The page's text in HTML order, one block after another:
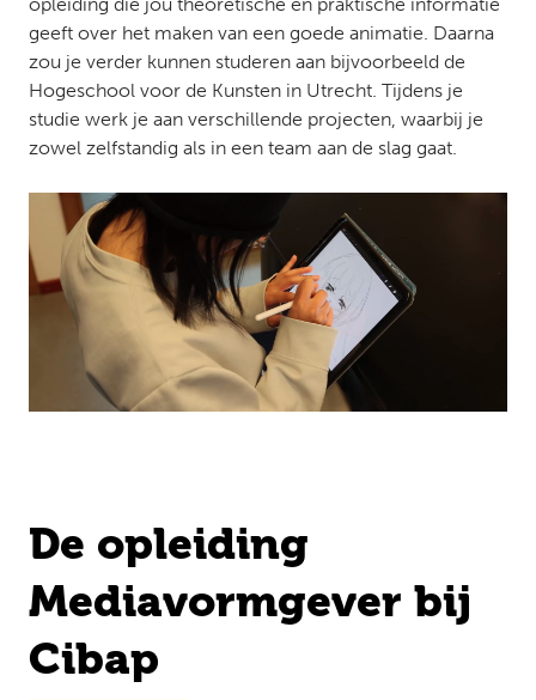
opleiding die jou theoretische en praktische informatie
geeft over het maken van een goede animatie. Daarna
zou je verder kunnen studeren aan bijvoorbeeld de
Hogeschool voor de Kunsten in Utrecht. Tijdens je
studie werk je aan verschillende projecten, waarbij je
zowel zelfstandig als in een team aan de slag gaat.
De opleiding
Mediavormgever bij
Cibap